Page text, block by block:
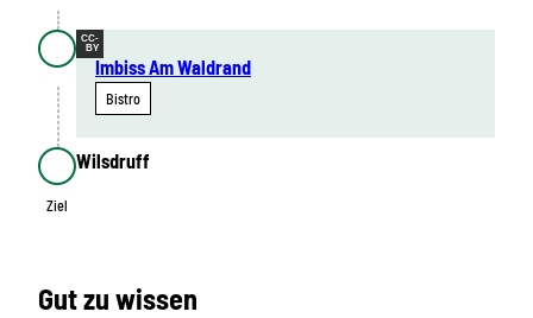
CC-
BY
Imbiss Am Waldrand
Bistro
Ziel
Ziel
Wilsdruff
Gut zu wissen